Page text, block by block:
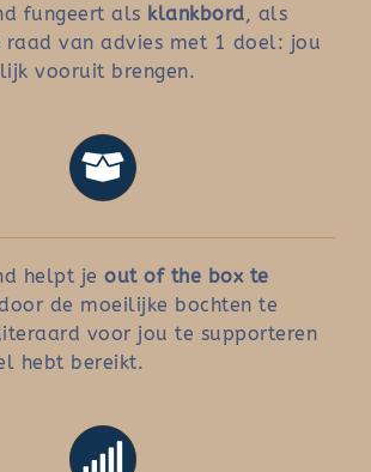
fungeert als klankbord, als
raad van advies met 1 doel: jou
vooruit brengen.
helpt jeout of the box te
de moeilijke bochten te
voor jou te supporteren
hebt bereikt.